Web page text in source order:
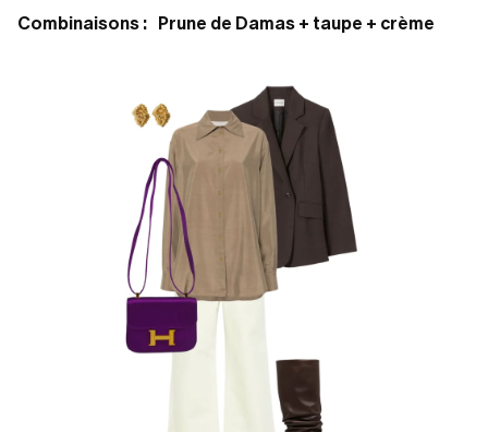
Combinaisons : Prune de Damas + taupe + crème